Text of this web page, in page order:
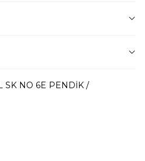
SK NO 6E PENDİK /